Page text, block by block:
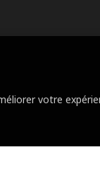
votre